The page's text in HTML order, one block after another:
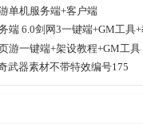
单机服务端+客户端
端 6.0剑网3一键端+GM工具
游一键端+架设教程+GM工具
武器素材不带特效编号175